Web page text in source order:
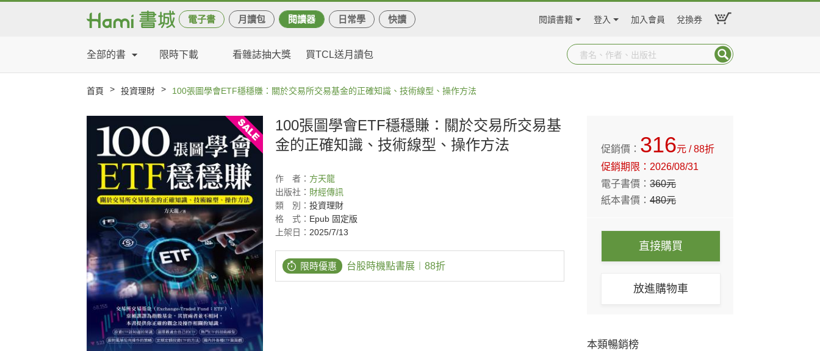
電子書 月讀包 閱讀器 日常學 快讀 閱讀書籍 登入 加入會員 兌換券
全部的書 限時下載 看雜誌抽大獎 買TCL送月讀包
首頁 > 投資理財 > 100張圖學會ETF穩穩賺：關於交易所交易基金的正確知識、技術線型、操作方法
100張圖學會ETF穩穩賺：關於交易所交易基
金的正確知識、技術線型、操作方法
作 者： 方天龍
出版社： 財經傳訊
類
別： 投資理財
格
式： Epub 固定版
上架日： 2025/7/13
限時優惠 台股時機點書展︱88折
促銷價： 316元/ 88折
促銷期限： 2026/08/31
電子書價：360元
紙本書價：480元
直接購買
放進購物車
本類暢銷榜